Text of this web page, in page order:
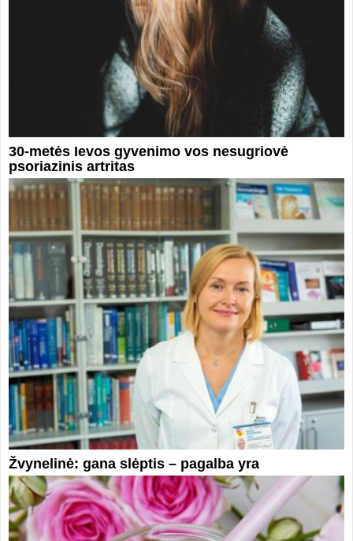
30-metės Ievos gyvenimo vos nesugriovė
psoriazinis artritas
Žvynelinė: gana slėptis – pagalba yra